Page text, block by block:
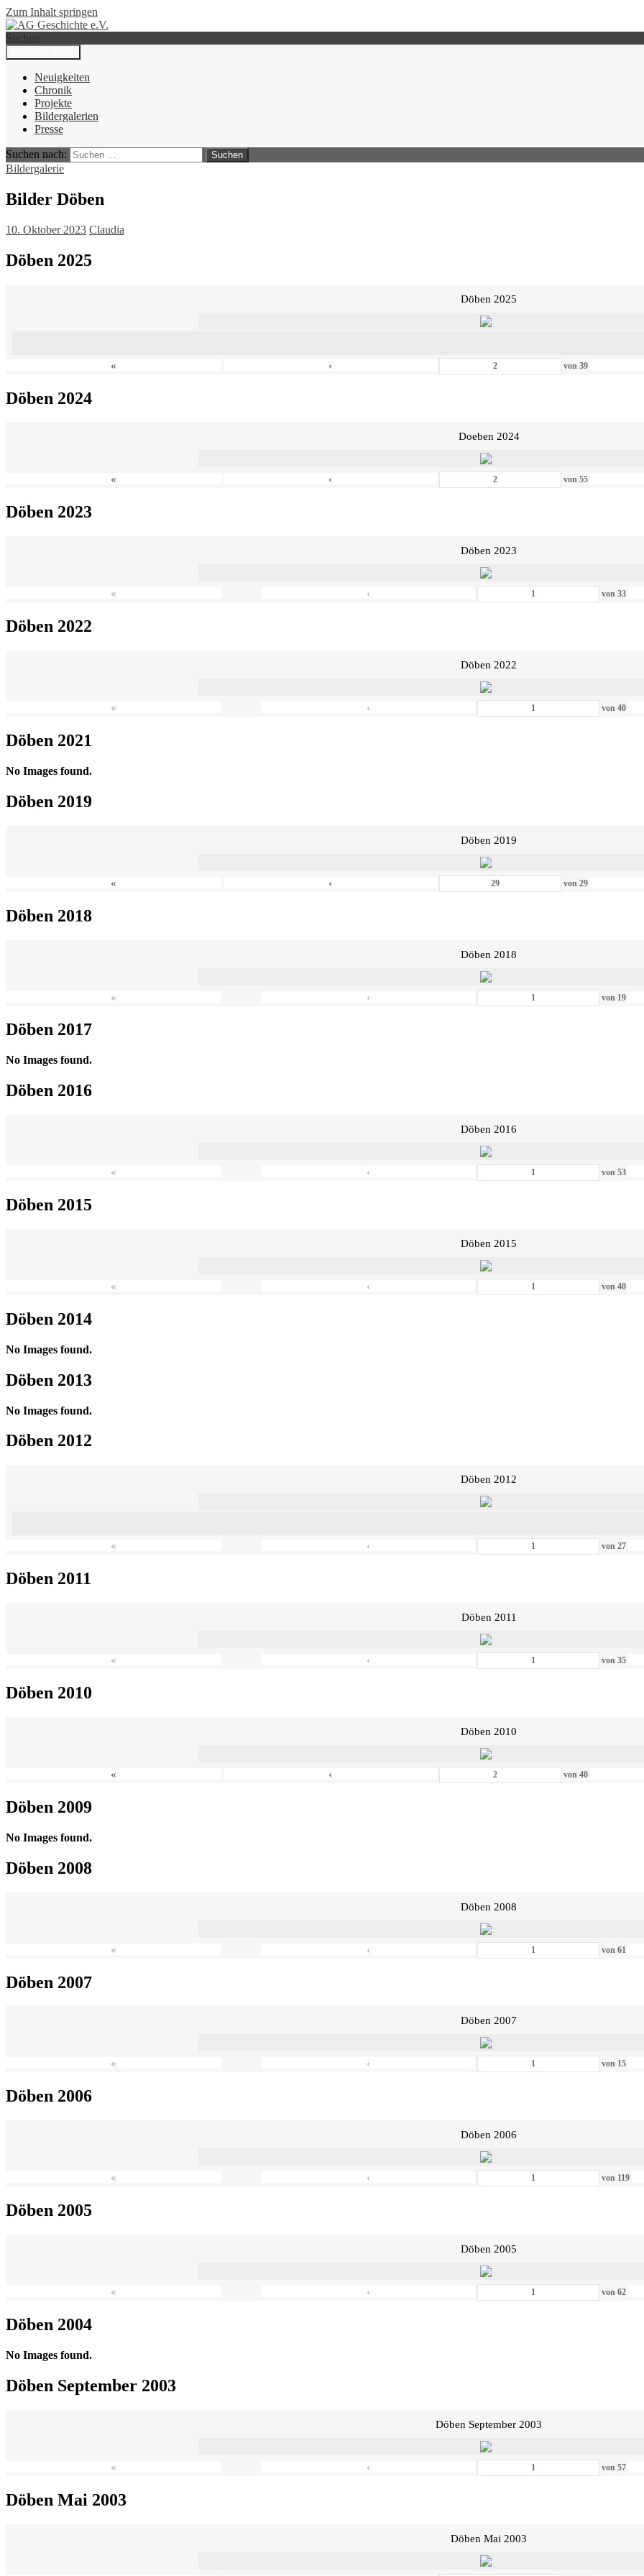
Zum Inhalt springen
AG Geschichte e.V.
Suchen
Neuigkeiten
Chronik
Projekte
Bildergalerien
Presse
Suchen nach:
Bildergalerie
Bilder Döben
10. Oktober 2023 Claudia
Döben 2025
Döben 2025
« ‹ von39
Döben 2024
Doeben 2024
« ‹ von55
Döben 2023
Döben 2023
« ‹ von33
Döben 2022
Döben 2022
« ‹ von40
Döben 2021
No Images found.
Döben 2019
Döben 2019
« ‹ von29
Döben 2018
Döben 2018
« ‹ von 19
Döben 2017
No Images found.
Döben 2016
Döben 2016
« ‹ von53
Döben 2015
Döben 2015
« ‹ von40
Döben 2014
No Images found.
Döben 2013
No Images found.
Döben 2012
Döben 2012
« ‹ von27
Döben 2011
Döben 2011
« ‹ von35
Döben 2010
Döben 2010
« ‹ von40
Döben 2009
No Images found.
Döben 2008
Döben 2008
« ‹ von61
Döben 2007
Döben 2007
« ‹ von 15
Döben 2006
Döben 2006
« ‹ von 119
Döben 2005
Döben 2005
« ‹ von62
Döben 2004
No Images found.
Döben September 2003
Döben September 2003
« ‹ von57
Döben Mai 2003
Döben Mai 2003